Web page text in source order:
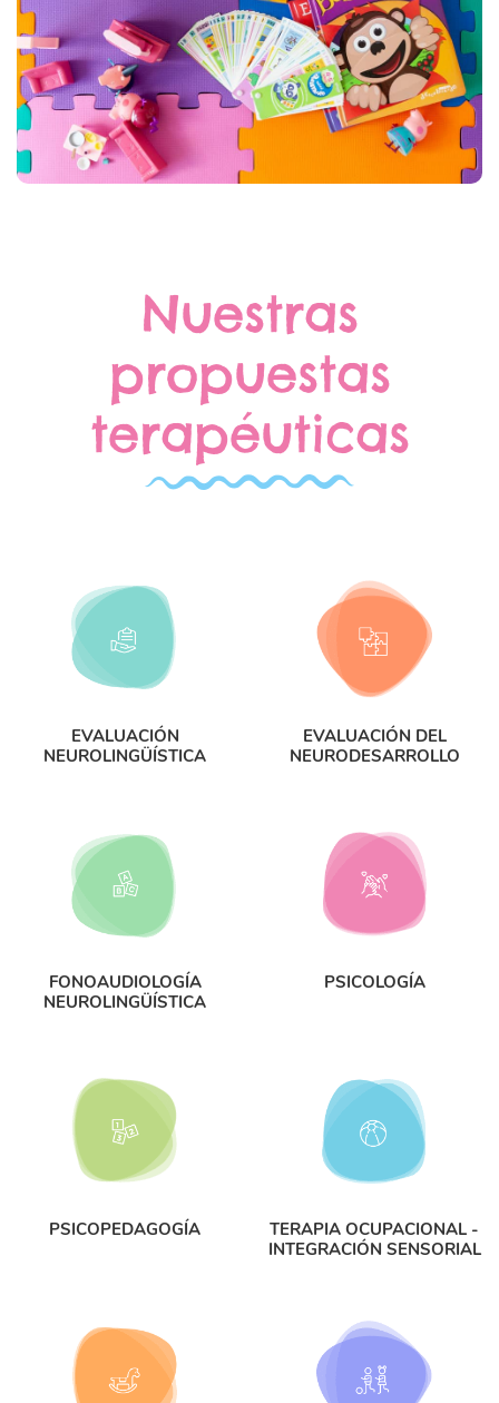
Nuestras
propuestas
terapéuticas
EVALUACIÓN
NEUROLINGÜÍSTICA
EVALUACIÓN DEL
NEURODESARROLLO
FONOAUDIOLOGÍA
NEUROLINGÜÍSTICA
PSICOLOGÍA
PSICOPEDAGOGÍA
TERAPIA OCUPACIONAL -
INTEGRACIÓN SENSORIAL